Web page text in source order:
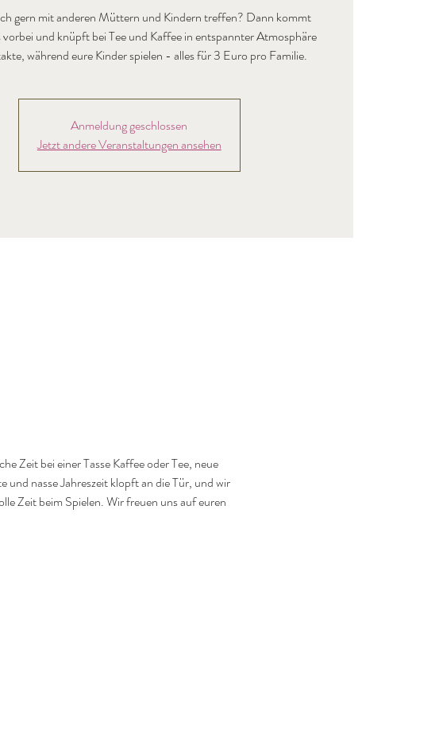
gern mit anderen Müttern und Kindern treffen? Dann kommt
und knüpft bei Tee und Kaffee in entspannter Atmosphäre
Anmeldung geschlossen
Jetzt andere Veranstaltungen ansehen
Zeit bei einer Tasse Kaffee oder Tee, neue
und nasse Jahreszeit klopft an die Tür, und wir
Zeit beim Spielen. Wir freuen uns auf euren